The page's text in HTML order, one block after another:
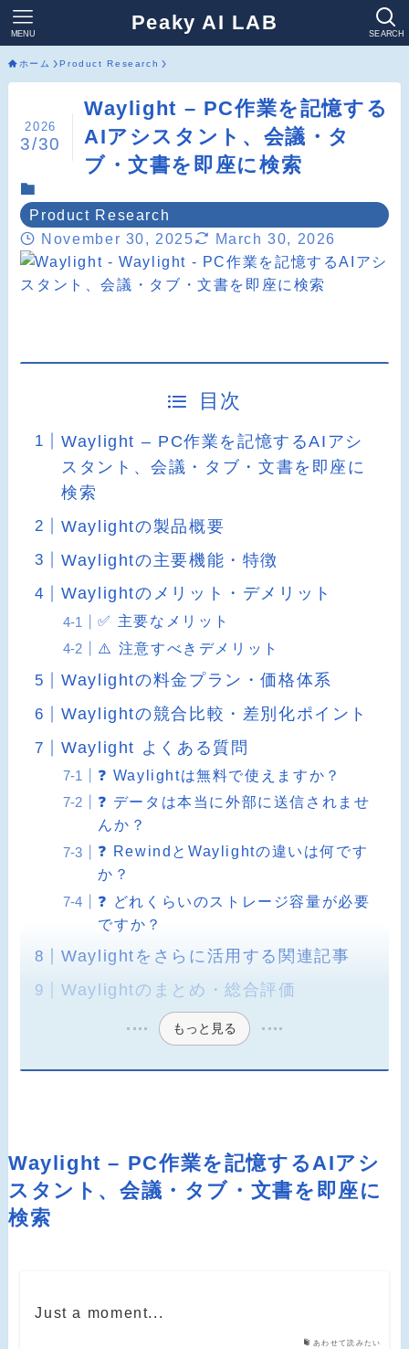
Peaky AI LAB SEARCH
MENU
ホーム Product Research
Waylight – PC作業を記憶する
AIアシスタント、会議・タ
ブ・文書を即座に検索
2026
3/30
Product Research
November 30, 2025
March 30, 2026
目次
Waylight – PC作業を記憶するAIアシ
スタント、会議・タブ・文書を即座に
検索
Waylightの製品概要
Waylightの主要機能・特徴
Waylightのメリット・デメリット
✅ 主要なメリット
⚠️ 注意すべきデメリット
Waylightの料金プラン・価格体系
Waylightの競合比較・差別化ポイント
Waylight よくある質問
❓ Waylightは無料で使えますか？
❓ データは本当に外部に送信されませ
んか？
❓ RewindとWaylightの違いは何です
か？
❓ どれくらいのストレージ容量が必要
ですか？
Waylightをさらに活用する関連記事
Waylightのまとめ・総合評価
もっと見る
Waylight – PC作業を記憶するAIアシ
スタント、会議・タブ・文書を即座に
検索
あわせて読みたい
Just a moment...